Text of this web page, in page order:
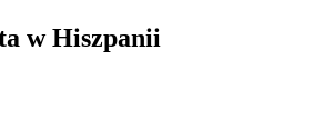
w Hiszpanii